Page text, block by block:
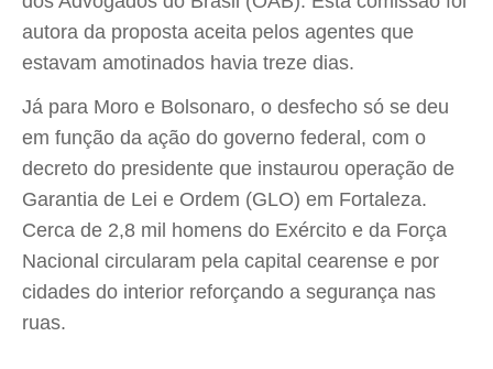
autora da proposta aceita pelos agentes que
estavam amotinados havia treze dias.
Já para Moro e Bolsonaro, o desfecho só se deu
em função da ação do governo federal, com o
decreto do presidente que instaurou operação de
Garantia de Lei e Ordem (GLO) em Fortaleza.
Cerca de 2,8 mil homens do Exército e da Força
Nacional circularam pela capital cearense e por
cidades do interior reforçando a segurança nas
ruas.